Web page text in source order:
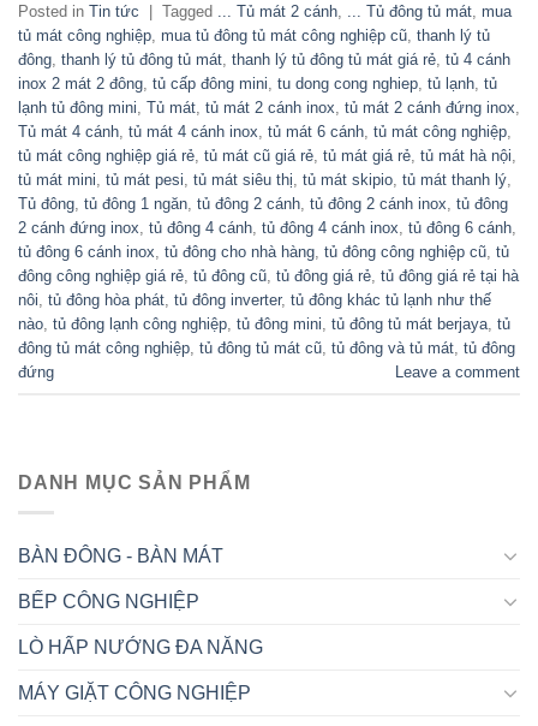
Posted in Tin tức Tagged ... Tủ mát 2 cánh ... Tủ đông tủ mát mua
tủ mát công nghiệp mua tủ đông tủ mát công nghiệp cũ thanh lý tủ
đông thanh lý tủ đông tủ mát thanh lý tủ đông tủ mát giá rẻ tủ 4 cánh
inox 2 mát 2 đông tủ cấp đông mini tu dong cong nghiep tủ lạnh tủ
lạnh tủ đông mini Tủ mát tủ mát 2 cánh inox tủ mát 2 cánh đứng inox
Tủ mát 4 cánh tủ mát 4 cánh inox tủ mát 6 cánh tủ mát công nghiệp
tủ mát công nghiệp giá rẻ tủ mát cũ giá rẻ tủ mát giá rẻ tủ mát hà nội
tủ mát mini tủ mát pesi tủ mát siêu thị tủ mát skipio tủ mát thanh lý
Tủ đông tủ đông 1 ngăn tủ đông 2 cánh tủ đông 2 cánh inox tủ đông
2 cánh đứng inox tủ đông 4 cánh tủ đông 4 cánh inox tủ đông 6 cánh
tủ đông 6 cánh inox tủ đông cho nhà hàng tủ đông công nghiệp cũ tủ
đông công nghiệp giá rẻ tủ đông cũ tủ đông giá rẻ tủ đông giá rẻ tại hà
nôi tủ đông hòa phát tủ đông inverter, tủ đông khác tủ lạnh như thế
nào tủ đông lạnh công nghiệp tủ đông mini tủ đông tủ mát berjaya tủ
đông tủ mát công nghiệp tủ đông tủ mát cũ tủ đông và tủ mát tủ đông
đứng
Leave a comment
DANH MỤC SẢN PHẨM
BÀN ĐÔNG - BÀN MÁT
BẾP CÔNG NGHIỆP
LÒ HẤP NƯỚNG ĐA NĂNG
MÁY GIẶT CÔNG NGHIỆP